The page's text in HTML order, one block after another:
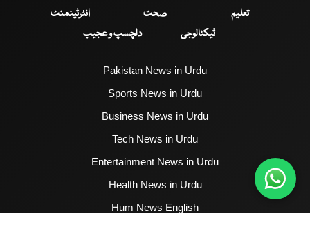
تعلیم
صحت
انٹرٹینمنٹ
ٹیکنالوجی
دلچسپ و عجیب
Pakistan News in Urdu
Sports News in Urdu
Business News in Urdu
Tech News in Urdu
Entertainment News in Urdu
Health News in Urdu
Hum News English